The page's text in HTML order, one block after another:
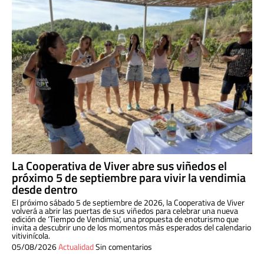
La Cooperativa de Viver abre sus viñedos el
próximo 5 de septiembre para vivir la vendimia
desde dentro
El próximo sábado 5 de septiembre de 2026, la Cooperativa de Viver
volverá a abrir las puertas de sus viñedos para celebrar una nueva
edición de ‘Tiempo de Vendimia’, una propuesta de enoturismo que
invita a descubrir uno de los momentos más esperados del calendario
vitivinícola.
05/08/2026ActualidadSin comentarios